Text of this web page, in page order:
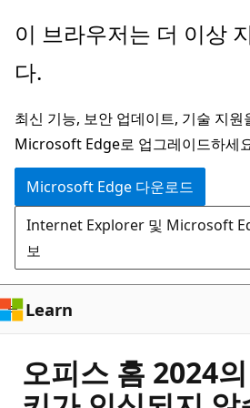
주
콘
츠
로
건
너
뛰
기
이 브라우저는 더 이상
다.
최신 기능, 보안 업데이트, 기술 지원
Microsoft Edge로 업그레이드하세
Microsoft Edge 다운로드
Internet Explorer 및 Microsoft
보
Learn
오피스 홈 2024